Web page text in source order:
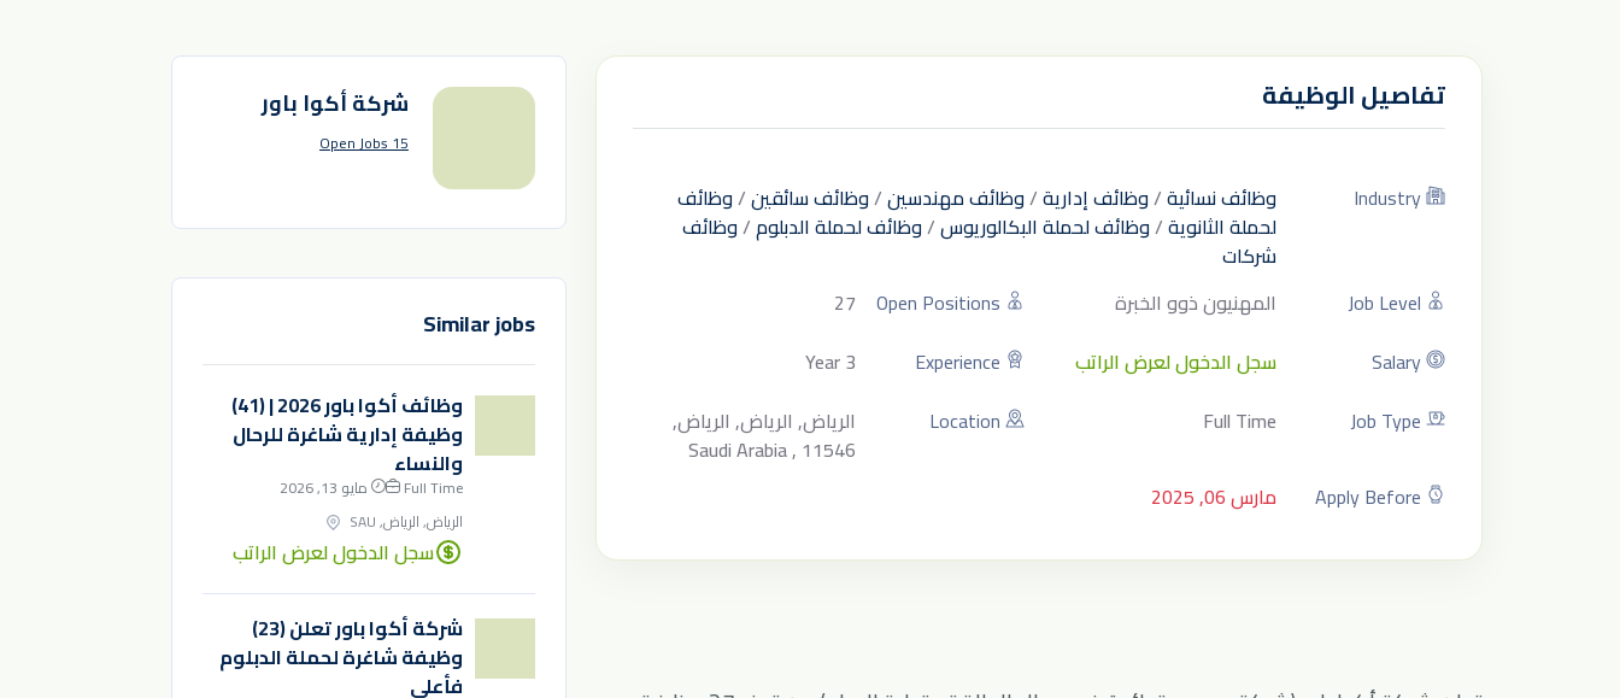
تفاصيل الوظيفة
Industry وظائف نسائية/وظائف إدارية/وظائف مهندسين/وظائف سائقين/وظائف
لحملة الثانوية/وظائف لحملة البكالوريوس/وظائف لحملة الدبلوم/وظائف
شركات
Job Level
المهنيون ذوو الخبرة Open Positions
27
Salary
سجل الدخول لعرض الراتب Experience
3 Year
Job Type
Full Time
Location
الرياض, الرياض, الرياض,
Saudi Arabia , 11546
Apply Before
مارس 06, 2025
شركة أكوا باور
15 Open Jobs
Similar jobs
وظائف أكوا باور 2026 | (41)
وظيفة إدارية شاغرة للرحال
والنساء
Full Time
مايو 13, 2026
الرياض, الرياض, SAU
سجل الدخول لعرض الراتب
شركة أكوا باور تعلن (23)
وظيفة شاغرة لحملة الدبلوم
فأعلى